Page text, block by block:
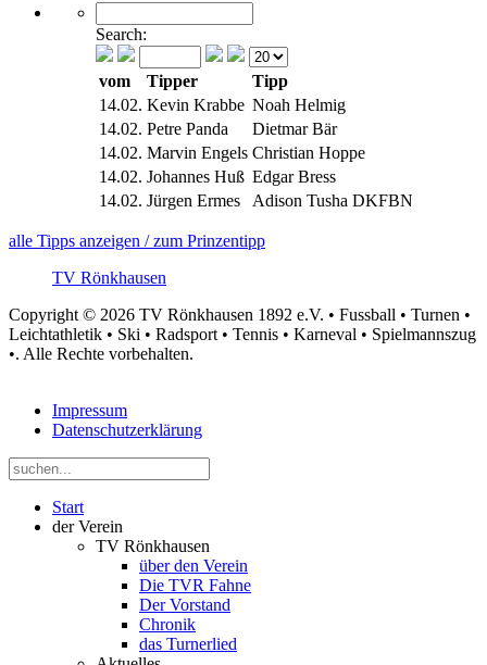
Search:
vom Tipper
Tipp
14.02. Kevin Krabbe Noah Helmig
14.02. Petre Panda
Dietmar Bär
14.02. Marvin Engels Christian Hoppe
14.02. Johannes Huß Edgar Bress
14.02. Jürgen Ermes Adison Tusha DKFBN
alle Tipps anzeigen / zum Prinzentipp
TV Rönkhausen
Copyright © 2026 TV Rönkhausen 1892 e.V. • Fussball • Turnen •
Leichtathletik • Ski • Radsport • Tennis • Karneval • Spielmannszug
•. Alle Rechte vorbehalten.
Impressum
Datenschutzerklärung
Start
der Verein
TV Rönkhausen
über den Verein
Die TVR Fahne
Der Vorstand
Chronik
das Turnerlied